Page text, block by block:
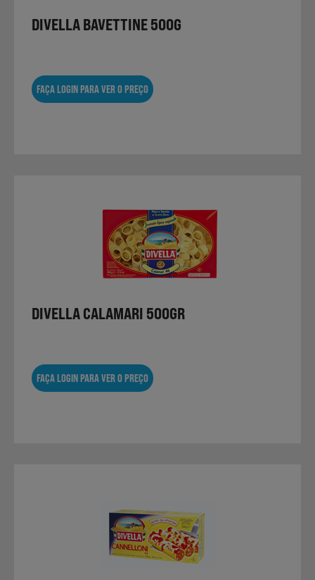
Sobremesas
Ração para Animais
DIVELLA BAVETTINE 500G
FAÇA LOGIN PARA VER O PREÇO
DIVELLA CALAMARI 500GR
FAÇA LOGIN PARA VER O PREÇO